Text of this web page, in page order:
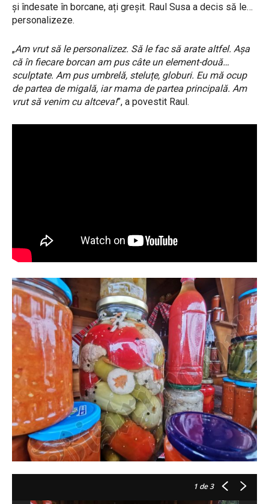
și îndesate în borcane, ați greșit. Raul Susa a decis să le…
personalizeze.
„Am vrut să le personalizez. Să le fac să arate altfel. Așa
că în fiecare borcan am pus câte un element-două…
sculptate. Am pus umbrelă, steluțe, globuri. Eu mă ocup
de partea de migală, iar mama de partea principală. Am
vrut să venim cu altceva!”, a povestit Raul.
1 de 3